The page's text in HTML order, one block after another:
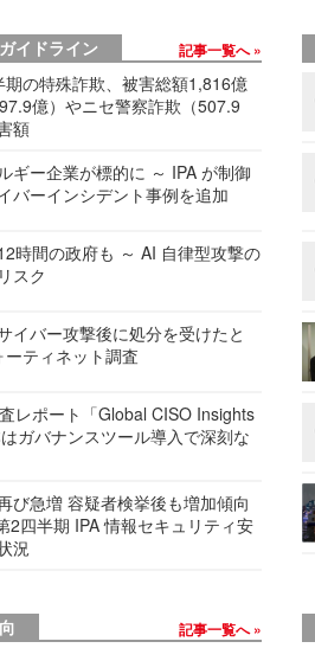
イドライン 記事一覧へ
の特殊詐欺、被害総額1,816億
億）やニセ警察詐欺（507.9
額
ギー企業が標的に ～ IPA が制御
バーインシデント事例を追加
時間の政府も ～ AI 自律型攻撃の
スク
イバー攻撃後に処分を受けたと
ティネット調査
レポート「Global CISO Insights
ガバナンスツール導入で深刻な
び急増 容疑者検挙後も増加傾向
2四半期 IPA 情報セキュリティ安
況
記事一覧へ